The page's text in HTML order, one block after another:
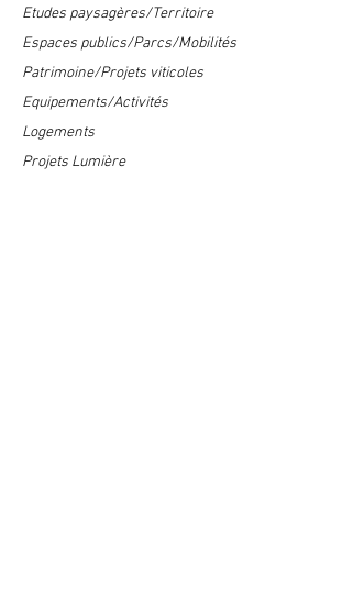
Etudes paysagères/Territoire
Espaces publics/Parcs/Mobilités
Patrimoine/Projets viticoles
Equipements/Activités
Logements
Projets Lumière